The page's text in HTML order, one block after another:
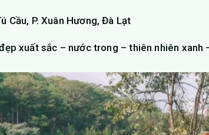
Cầu, P. Xuân Hương, Đà Lạt
xuất sắc – nước trong – thiên nhiên xanh